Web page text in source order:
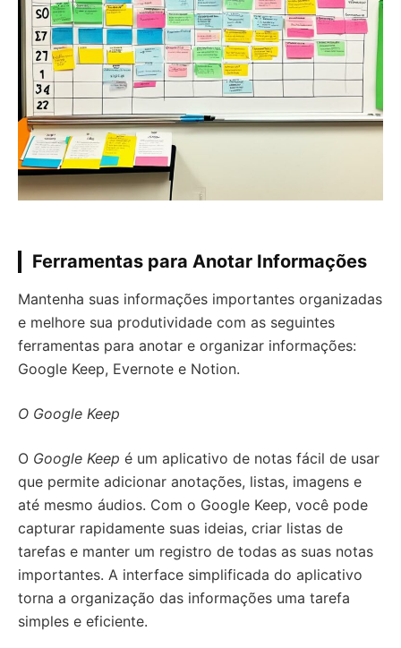
Ferramentas para Anotar Informações
Mantenha suas informações importantes organizadas
e melhore sua produtividade com as seguintes
ferramentas para anotar e organizar informações:
Google Keep, Evernote e Notion.
O Google Keep
O Google Keep é um aplicativo de notas fácil de usar
que permite adicionar anotações, listas, imagens e
até mesmo áudios. Com o Google Keep, você pode
capturar rapidamente suas ideias, criar listas de
tarefas e manter um registro de todas as suas notas
importantes. A interface simplificada do aplicativo
torna a organização das informações uma tarefa
simples e eficiente.